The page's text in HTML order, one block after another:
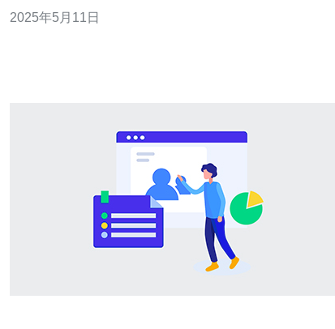
庄的VPS服务商提供的虚拟专用服务器（VPS）不仅具有
2025年5月11日